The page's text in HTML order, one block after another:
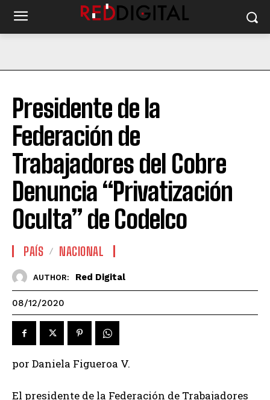
Presidente de la
Federación de
Trabajadores del Cobre
Denuncia “Privatización
Oculta” de Codelco
PAÍS NACIONAL
AUTHOR: Red Digital
08/12/2020
por Daniela Figueroa V.
El presidente de la Federación de Trabajadores